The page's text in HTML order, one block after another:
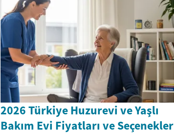
2026 Türkiye Huzurevi ve Yaşlı
Bakım Evi Fiyatları ve Seçenekler